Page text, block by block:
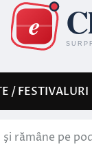
/ FESTIVALURI
şi rămâne pe